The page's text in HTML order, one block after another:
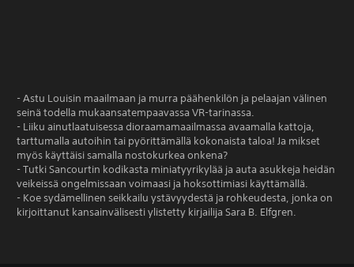
- Astu Louisin maailmaan ja murra päähenkilön ja pelaajan välinen
seinä todella mukaansatempaavassa VR-tarinassa.
- Liiku ainutlaatuisessa dioraamamaailmassa avaamalla kattoja,
tarttumalla autoihin tai pyörittämällä kokonaista taloa! Ja mikset
myös käyttäisi samalla nostokurkea onkena?
- Tutki Sancourtin kodikasta miniatyyrikylää ja auta asukkeja heidän
veikeissä ongelmissaan voimaasi ja hoksottimiasi käyttämällä.
- Koe sydämellinen seikkailu ystävyydestä ja rohkeudesta, jonka on
kirjoittanut kansainvälisesti ylistetty kirjailija Sara B. Elfgren.